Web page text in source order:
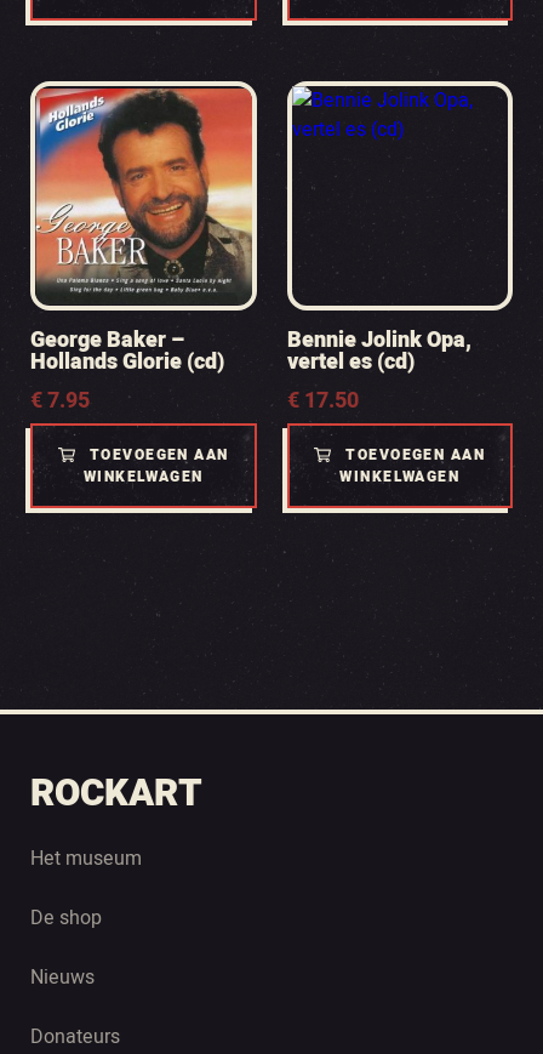
George Baker –
Hollands Glorie (cd)
€7.95
TOEVOEGEN AAN
WINKELWAGEN
Bennie Jolink Opa,
vertel es (cd)
€17.50
TOEVOEGEN AAN
WINKELWAGEN
ROCKART
Het museum
De shop
Nieuws
Donateurs